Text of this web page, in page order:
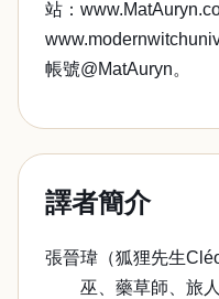
站：
帳號@MatAuryn。
譯者簡介
張晉瑋（狐狸先生Cléo
巫、藥草師、旅人